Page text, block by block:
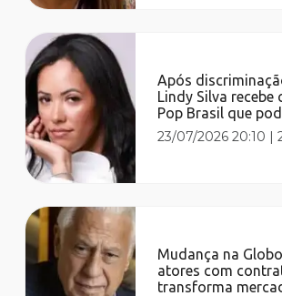
Após
Lindy Silva recebe
Pop Brasil que
23/07/2026 20:10 |
Mudança na
atores com
transforma